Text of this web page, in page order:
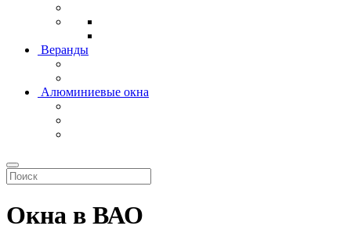
Веранды
Алюминиевые окна
Окна в ВАО